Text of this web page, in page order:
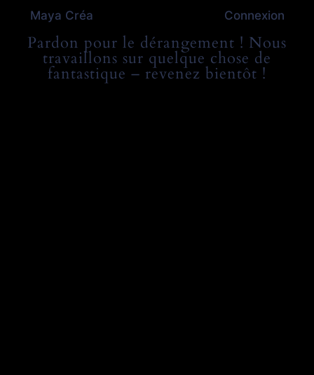
Maya Créa Connexion
Pardon pour le dérangement ! Nous
travaillons sur quelque chose de
fantastique – revenez bientôt !